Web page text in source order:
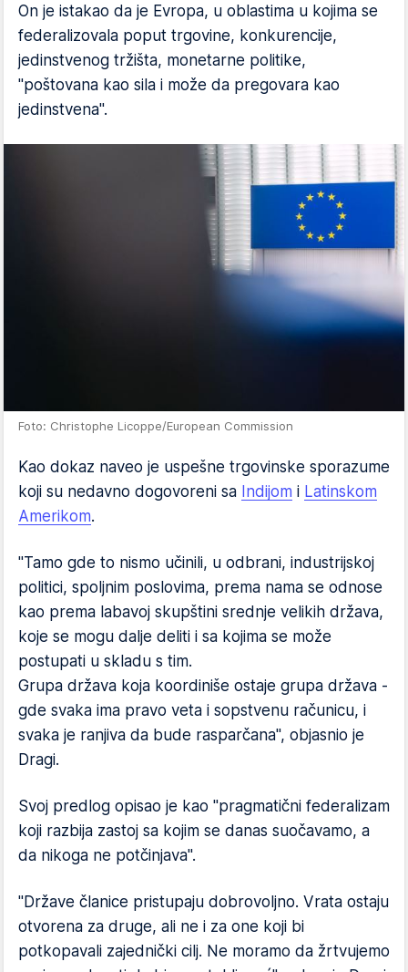
On je istakao da je Evropa, u oblastima u kojima se
federalizovala poput trgovine, konkurencije,
jedinstvenog tržišta, monetarne politike,
"poštovana kao sila i može da pregovara kao
jedinstvena".
Foto: Christophe Licoppe/European Commission
Kao dokaz naveo je uspešne trgovinske sporazume
koji su nedavno dogovoreni sa Indijom i Latinskom
Amerikom.
"Tamo gde to nismo učinili, u odbrani, industrijskoj
politici, spoljnim poslovima, prema nama se odnose
kao prema labavoj skupštini srednje velikih država,
koje se mogu dalje deliti i sa kojima se može
postupati u skladu s tim.
Grupa država koja koordiniše ostaje grupa država -
gde svaka ima pravo veta i sopstvenu računicu, i
svaka je ranjiva da bude rasparčana", objasnio je
Dragi.
Svoj predlog opisao je kao "pragmatični federalizam
koji razbija zastoj sa kojim se danas suočavamo, a
da nikoga ne potčinjava".
"Države članice pristupaju dobrovoljno. Vrata ostaju
otvorena za druge, ali ne i za one koji bi
potkopavali zajednički cilj. Ne moramo da žrtvujemo